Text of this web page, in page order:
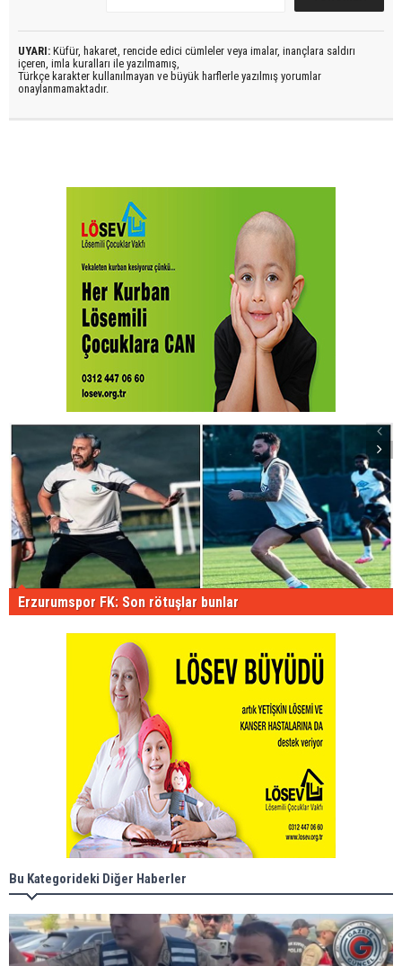
UYARI: Küfür, hakaret, rencide edici cümleler veya imalar, inançlara saldırı
içeren, imla kuralları ile yazılmamış,
Türkçe karakter kullanılmayan ve büyük harflerle yazılmış yorumlar
onaylanmamaktadır.
Erzurumspor FK: Son rötuşlar bunlar
Bu Kategorideki Diğer Haberler